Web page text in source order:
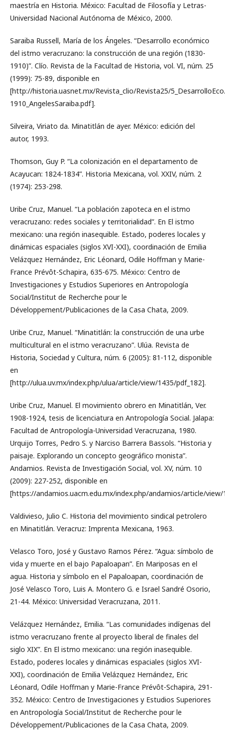
maestría en Historia. México: Facultad de Filosofía y Letras-
Universidad Nacional Autónoma de México, 2000.
Saraiba Russell, María de los Ángeles. “Desarrollo económico
del istmo veracruzano: la construcción de una región (1830-
1910)”. Clío. Revista de la Facultad de Historia, vol. VI, núm. 25
(1999): 75-89, disponible en
[http://historia.uasnet.mx/Revista_clio/Revista25/
1910_AngelesSaraiba.pdf].
Silveira, Viriato da. Minatitlán de ayer. México: edición del
autor, 1993.
Thomson, Guy P. “La colonización en el departamento de
Acayucan: 1824-1834”. Historia Mexicana, vol. XXIV, núm. 2
(1974): 253-298.
Uribe Cruz, Manuel. “La población zapoteca en el istmo
veracruzano: redes sociales y territorialidad”. En El istmo
mexicano: una región inasequible. Estado, poderes locales y
dinámicas espaciales (siglos XVI-XXI), coordinación de Emilia
Velázquez Hernández, Eric Léonard, Odile Hoffman y Marie-
France Prévôt-Schapira, 635-675. México: Centro de
Investigaciones y Estudios Superiores en Antropología
Social/Institut de Recherche pour le
Développement/Publicaciones de la Casa Chata, 2009.
Uribe Cruz, Manuel. “Minatitlán: la construcción de una urbe
multicultural en el istmo veracruzano”. Ulúa. Revista de
Historia, Sociedad y Cultura, núm. 6 (2005): 81-112, disponible
en
[http://ulua.uv.mx/index.php/ulua/article/view/1435/pdf_182].
Uribe Cruz, Manuel. El movimiento obrero en Minatitlán, Ver.
1908-1924, tesis de licenciatura en Antropología Social. Jalapa:
Facultad de Antropología-Universidad Veracruzana, 1980.
Urquijo Torres, Pedro S. y Narciso Barrera Bassols. “Historia y
paisaje. Explorando un concepto geográfico monista”.
Andamios. Revista de Investigación Social, vol. XV, núm. 10
(2009): 227-252, disponible en
[https://andamios.uacm.edu.mx/index.php/andamios/article/view/
Valdivieso, Julio C. Historia del movimiento sindical petrolero
en Minatitlán. Veracruz: Imprenta Mexicana, 1963.
Velasco Toro, José y Gustavo Ramos Pérez. “Agua: símbolo de
vida y muerte en el bajo Papaloapan”. En Mariposas en el
agua. Historia y símbolo en el Papaloapan, coordinación de
José Velasco Toro, Luis A. Montero G. e Israel Sandré Osorio,
21-44. México: Universidad Veracruzana, 2011.
Velázquez Hernández, Emilia. “Las comunidades indígenas del
istmo veracruzano frente al proyecto liberal de finales del
siglo XIX”. En El istmo mexicano: una región inasequible.
Estado, poderes locales y dinámicas espaciales (siglos XVI-
XXI), coordinación de Emilia Velázquez Hernández, Eric
Léonard, Odile Hoffman y Marie-France Prévôt-Schapira, 291-
352. México: Centro de Investigaciones y Estudios Superiores
en Antropología Social/Institut de Recherche pour le
Développement/Publicaciones de la Casa Chata, 2009.